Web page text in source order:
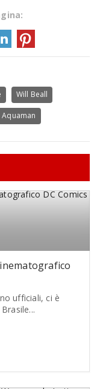
Will Beall
Aquaman
ufficiali, ci è